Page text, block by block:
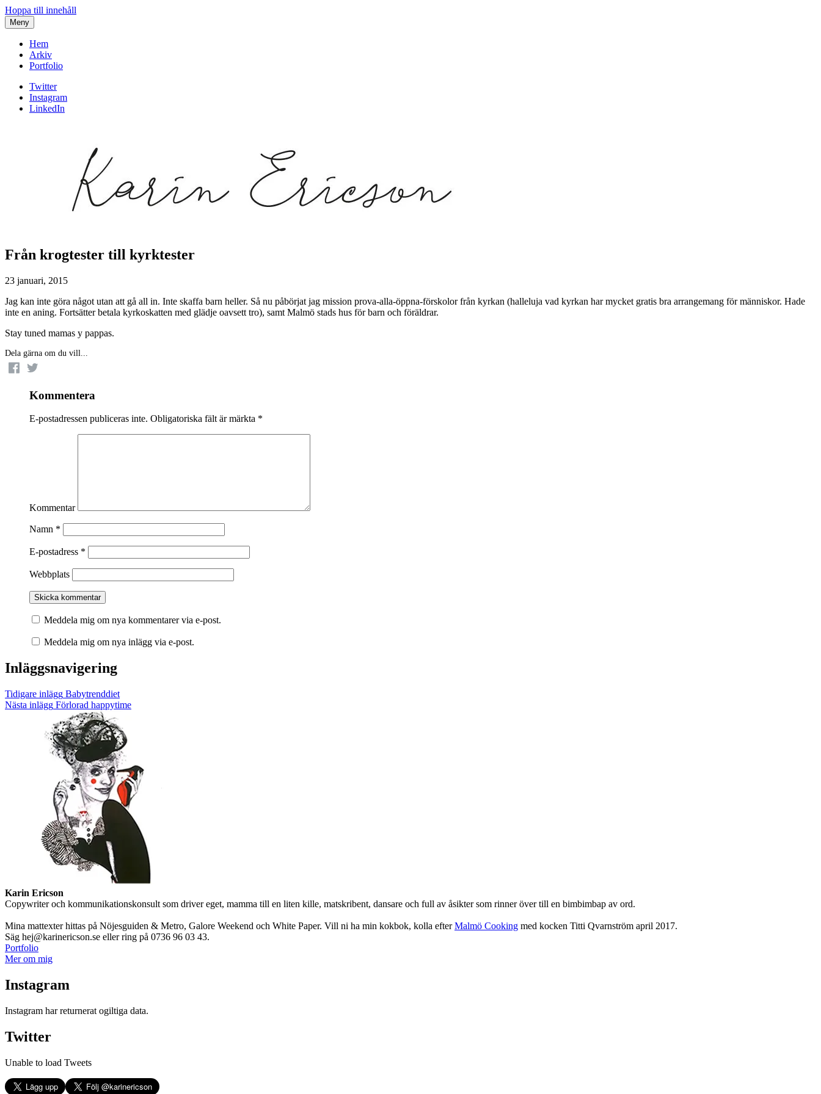
Hoppa till innehåll
Meny
Hem
Arkiv
Portfolio
Twitter
Instagram
LinkedIn
Karin af Malmoe
Från krogtester till kyrktester
23 januari, 2015
Jag kan inte göra något utan att gå all in. Inte skaffa barn heller. Så nu påbörjat jag mission prova-alla-öppna-förskolor från kyrkan (halleluja vad kyrkan har mycket gratis bra arrangemang för människor. Hade
inte en aning. Fortsätter betala kyrkoskatten med glädje oavsett tro), samt Malmö stads hus för barn och föräldrar.
Stay tuned mamas y pappas.
Dela gärna om du vill...
Kommentera
E-postadressen publiceras inte. Obligatoriska fält är märkta *
Kommentar
Namn *
E-postadress *
Webbplats
Meddela mig om nya kommentarer via e-post.
Meddela mig om nya inlägg via e-post.
Inläggsnavigering
Tidigare inlägg Babytrenddiet
Nästa inlägg Förlorad happytime
Karin Ericson
Copywriter och kommunikationskonsult som driver eget, mamma till en liten kille, matskribent, dansare och full av åsikter som rinner över till en bimbimbap av ord.
Mina mattexter hittas på Nöjesguiden & Metro, Galore Weekend och White Paper. Vill ni ha min kokbok, kolla efterMalmö Cooking med kocken Titti Qvarnström april 2017.
Säg hej@karinericson.se eller ring på 0736 96 03 43.
Portfolio
Mer om mig
Instagram
Instagram har returnerat ogiltiga data.
Twitter
Unable to load Tweets